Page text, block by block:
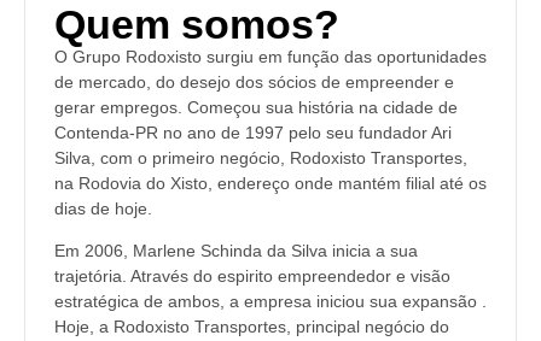
Quem somos?
O Grupo Rodoxisto surgiu em função das oportunidades
de mercado, do desejo dos sócios de empreender e
gerar empregos. Começou sua história na cidade de
Contenda-PR no ano de 1997 pelo seu fundador Ari
Silva, com o primeiro negócio, Rodoxisto Transportes,
na Rodovia do Xisto, endereço onde mantém filial até os
dias de hoje.
Em 2006, Marlene Schinda da Silva inicia a sua
trajetória. Através do espirito empreendedor e visão
estratégica de ambos, a empresa iniciou sua expansão .
Hoje, a Rodoxisto Transportes, principal negócio do